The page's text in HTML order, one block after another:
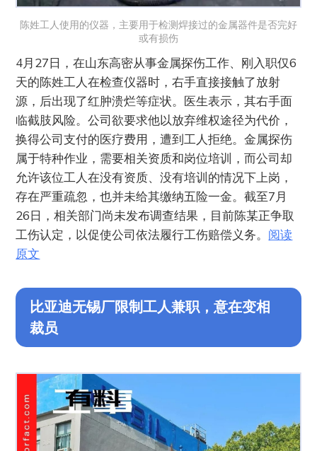
陈姓工人使用的仪器，主要用于检测焊接过的金属器件是否完好
或有损伤
4月27日，在山东高密从事金属探伤工作、刚入职仅6
天的陈姓工人在检查仪器时，右手直接接触了放射
源，后出现了红肿溃烂等症状。医生表示，其右手面
临截肢风险。公司欲要求他以放弃维权途径为代价，
换得公司支付的医疗费用，遭到工人拒绝。金属探伤
属于特种作业，需要相关资质和岗位培训，而公司却
允许该位工人在没有资质、没有培训的情况下上岗，
存在严重疏忽，也并未给其缴纳五险一金。截至7月
26日，相关部门尚未发布调查结果，目前陈某正争取
工伤认定，以促使公司依法履行工伤赔偿义务。 阅读
原文
比亚迪无锡厂限制工人兼职，意在变相
裁员